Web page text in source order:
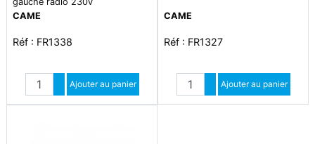
CAME
Réf : FR1338
Quantité
Augmenter quantité
Diminuer quantité
Ajouter au panier
CAME
Réf : FR1327
Quantité
Augmenter quantité
Diminuer quantité
Ajouter au panier